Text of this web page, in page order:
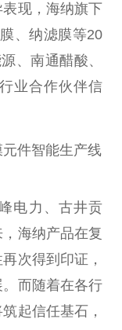
现，海纳旗下
、纳滤膜等20
、南通醋酸、
业合作伙伴信
件智能生产线
电力、古井贡
海纳产品在复
再次得到印证，
而随着在各行
起信任基石，